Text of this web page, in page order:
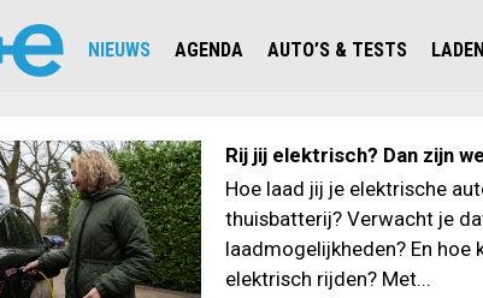
NIEUWS
CIJFERS EN STATISTIEKEN EV'S IN NEDERLAND
AANMELDEN NIEUWSBRIEF
AGENDA
AUTO’S & TESTS
JOUW VOLGENDE AUTO
LADEN
Rij jij elektrisch? Dan zijn
Hoe laad jij je elektrische
thuisbatterij? Verwacht je
laadmogelijkheden? En
elektrisch rijden? Met...